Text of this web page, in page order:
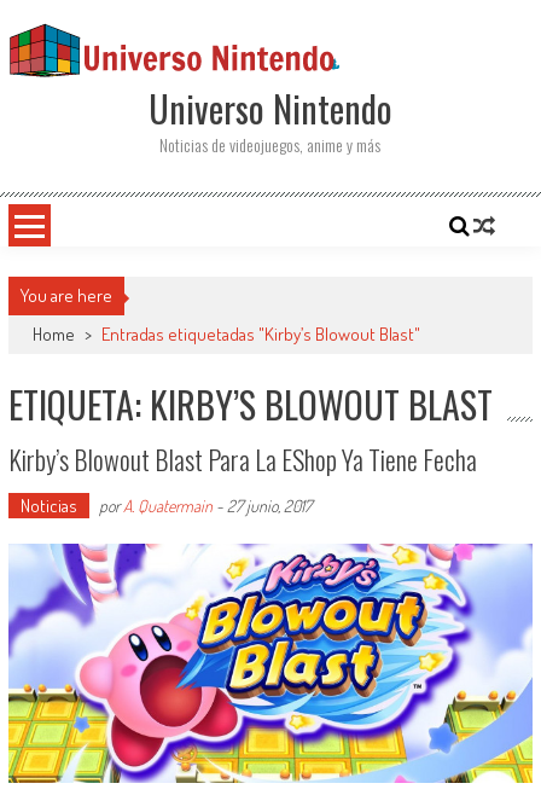
Universo Nintendo
Noticias de videojuegos, anime y más
You are here
Home > Entradas etiquetadas "Kirby’s Blowout Blast"
ETIQUETA: KIRBY’S BLOWOUT BLAST
Kirby’s Blowout Blast Para La EShop Ya Tiene Fecha
Noticias porA. Quatermain- 27 junio, 2017